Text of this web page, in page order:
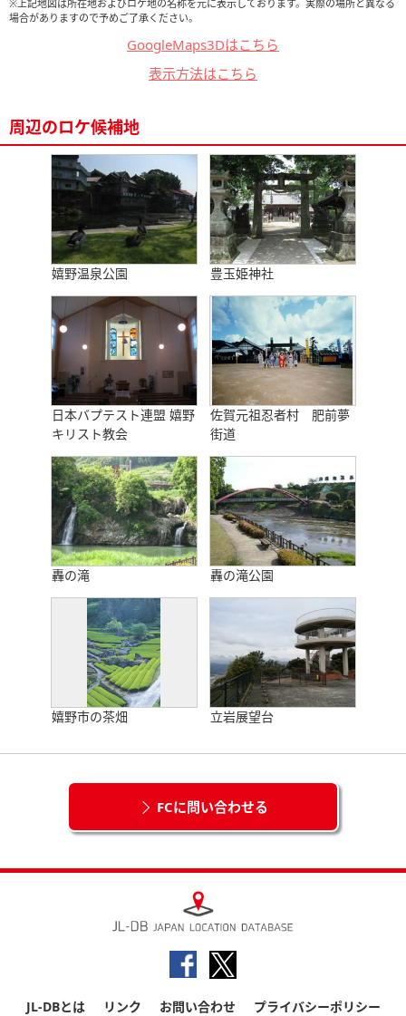
※上記地図は所在地およびロケ地の名称を元に表示しております。実際の場所と異なる
場合がありますので予めご了承ください。
GoogleMaps3Dはこちら
表示方法はこちら
周辺のロケ候補地
嬉野温泉公園 豊玉姫神社
日本バプテスト連盟 嬉野
キリスト教会
佐賀元祖忍者村 肥前夢
街道
轟の滝 轟の滝公園
嬉野市の茶畑 立岩展望台
FCに問い合わせる
JL-DBとは リンク お問い合わせ プライバシーポリシー